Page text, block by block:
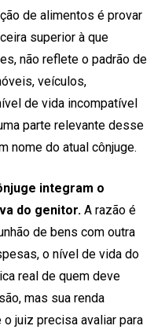
de alimentos é provar
superior à que
não reflete o padrão de
veículos,
de vida incompatível
parte relevante desse
nome do atual cônjuge.
integram o
do genitor. A razão é
de bens com outra
o nível de vida do
real de quem deve
mas sua renda
juiz precisa avaliar para